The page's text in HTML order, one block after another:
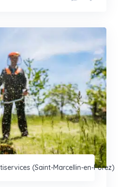
(Saint-Marcellin-en-Forez)